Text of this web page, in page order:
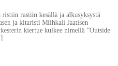
rastiin kesällä ja alkusyksystä
ja kitaristi Miihkali Jaatisen
kiertue kulkee nimellä ”Outside